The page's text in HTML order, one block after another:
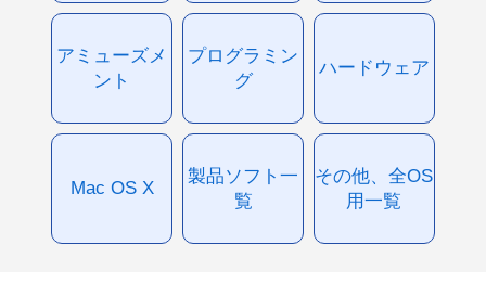
アミューズメ
ント
プログラミン
グ
ハードウェア
Mac OS X
製品ソフト一
覧
その他、全OS
用一覧